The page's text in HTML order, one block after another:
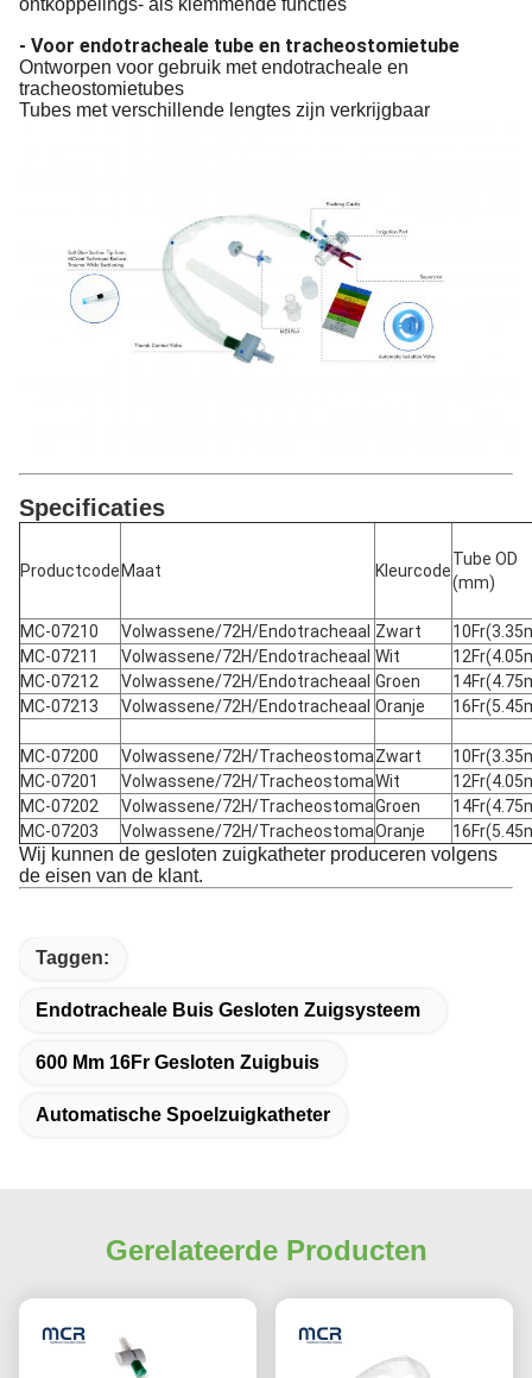
ontkoppelings- als klemmende functies
- Voor endotracheale tube en tracheostomietube
Ontworpen voor gebruik met endotracheale en
tracheostomietubes
Tubes met verschillende lengtes zijn verkrijgbaar
Specificaties
ProductcodeMaat Kleurcode
Tube OD
(mm)
MC-07210 Volwassene/72H/Endotracheaal Zwart
MC-07211
Volwassene/72H/Endotracheaal Wit
MC-07212
Volwassene/72H/Endotracheaal Groen
MC-07213
Volwassene/72H/Endotracheaal Oranje
MC-07200 Volwassene/72H/TracheostomaZwart
MC-07201
Volwassene/72H/TracheostomaWit
MC-07202
Volwassene/72H/TracheostomaGroen
MC-07203
Volwassene/72H/TracheostomaOranje
Wij kunnen de gesloten zuigkatheter produceren volgens
de eisen van de klant.
Taggen:
Endotracheale Buis Gesloten Zuigsysteem
600 Mm 16Fr Gesloten Zuigbuis
Automatische Spoelzuigkatheter
Gerelateerde Producten